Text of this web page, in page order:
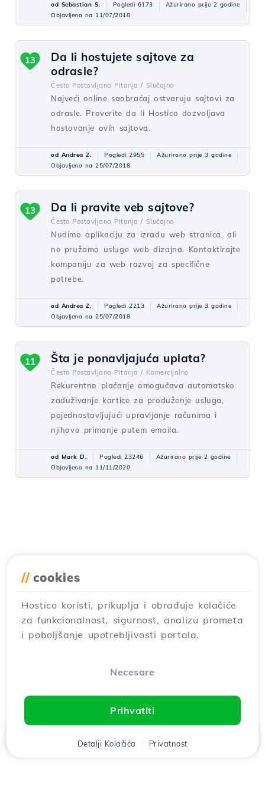
od Sebastian S. Pogledi 6173
Ažurirano prije 2 godine
Objavljeno na 11/07/2018
Da li hostujete sajtove za
odrasle?
Često Postavljana Pitanja / Slučajno
Najveći online saobraćaj ostvaruju sajtovi za
odrasle. Proverite da li Hostico dozvoljava
hostovanje ovih sajtova.
13
od Andrea Z. Pogledi 2955
Ažurirano prije 3 godine
Objavljeno na 25/07/2018
Da li pravite veb sajtove?
Često Postavljana Pitanja / Slučajno
Nudimo aplikaciju za izradu web stranica, ali
ne pružamo usluge web dizajna. Kontaktirajte
kompaniju za web razvoj za specifične
potrebe.
13
od Andrea Z. Pogledi 2213
Ažurirano prije 3 godine
Objavljeno na 25/07/2018
Šta je ponavljajuća uplata?
Često Postavljana Pitanja / Komercijalno
Rekurentno plaćanje omogućava automatsko
zaduživanje kartice za produženje usluga,
pojednostavljujući upravljanje računima i
njihovo primanje putem emaila.
11
od Mark D. Pogledi 23246
Ažurirano prije 2 godine
Objavljeno na 11/11/2020
// cookies
Hostico koristi, prikuplja i obrađuje kolačiće
za funkcionalnost, sigurnost, analizu prometa
i poboljšanje upotrebljivosti portala.
Necesare
Prihvatiti
Detalji Kolačića Privatnost
Klijent Кошара Razgovor